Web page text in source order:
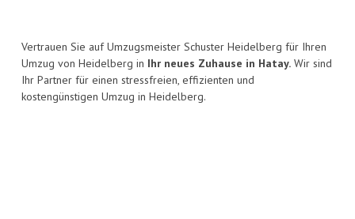
Vertrauen Sie auf Umzugsmeister Schuster Heidelberg für Ihren
Umzug von Heidelberg in Ihr neues Zuhause in Hatay. Wir sind
Ihr Partner für einen stressfreien, effizienten und
kostengünstigen Umzug in Heidelberg.